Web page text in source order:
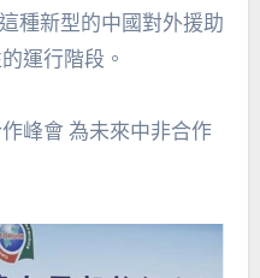
種新型的中國對外援助
運行階段。
峰會 為未來中非合作